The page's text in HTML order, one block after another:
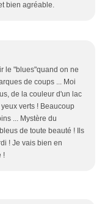
bien agréable.
le "blues"quand on ne
de coups ... Moi
de la couleur d'un lac
verts ! Beaucoup
... Mystère du
de toute beauté ! Ils
! Je vais bien en
!